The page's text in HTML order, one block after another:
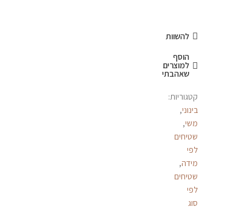
להשוות
הוסף
למוצרים
שאהבתי
קטגוריות:
בינוני,
משי,
שטיחים
לפי
מידה,
שטיחים
לפי
סוג